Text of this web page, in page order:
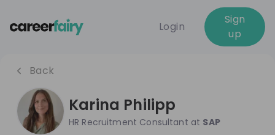
Login
Sign
up
Back
Karina Philipp
HR Recruitment Consultant at SAP